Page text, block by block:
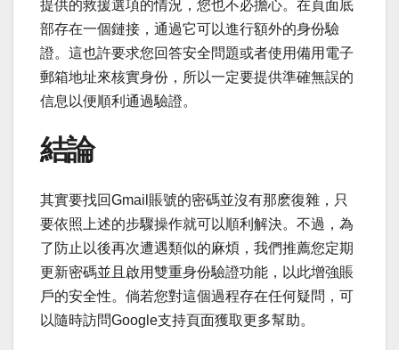
提供的救援選項的情況，您也不必擔心。在頁面底
部存在一個鏈接，通過它可以進行額外的身份驗
證。這也許要求您回答安全問題或者使用備用電子
郵箱地址來核實身份，所以一定要提供準確無誤的
信息以便順利通過驗證。
結論
其實要找回Gmail賬號的密碼並沒有那麽復雜，只
要依照上述的步驟操作就可以順利解決。不過，為
了防止以後再次遭遇類似的麻煩，我們推薦您定期
更新密碼並且啟用雙重身份驗證功能，以此增強賬
戶的安全性。倘若您對這個過程存在任何疑問，可
以隨時訪問Google支持頁面獲取更多幫助。